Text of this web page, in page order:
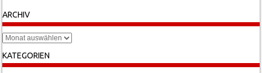
ARCHIV
Archiv
KATEGORIEN